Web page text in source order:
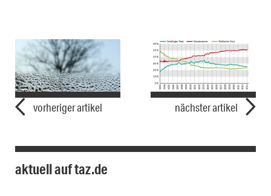
vorheriger artikel nächster artikel
aktuell auf taz.de